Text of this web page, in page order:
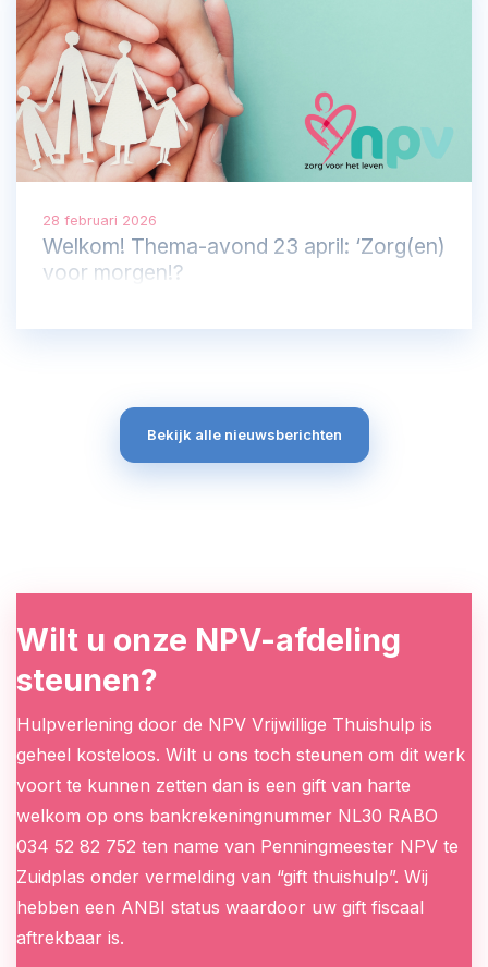
28 februari 2026
Welkom! Thema-avond 23 april: ‘Zorg(en)
voor morgen!?
Bekijk alle nieuwsberichten
Wilt u onze NPV-afdeling
steunen?
Hulpverlening door de NPV Vrijwillige Thuishulp is
geheel kosteloos. Wilt u ons toch steunen om dit werk
voort te kunnen zetten dan is een gift van harte
welkom op ons bankrekeningnummer NL30 RABO
034 52 82 752 ten name van Penningmeester NPV te
Zuidplas onder vermelding van “gift thuishulp”. Wij
hebben een ANBI status waardoor uw gift fiscaal
aftrekbaar is.